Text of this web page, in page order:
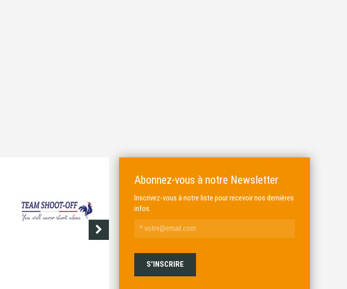
ALKAR
Abonnez-vous à notre Newsletter
Inscrivez-vous à notre liste pour recevoir nos dernières
infos.